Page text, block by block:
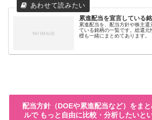
累進配当を宣言している
累進配当を、配当方針や株主還
ている銘柄の一覧です。総還元
標も一緒にまとめてあります。
配当方針（DOEや累進配当など）をま
ルで もっと自由に比較・分析したいと